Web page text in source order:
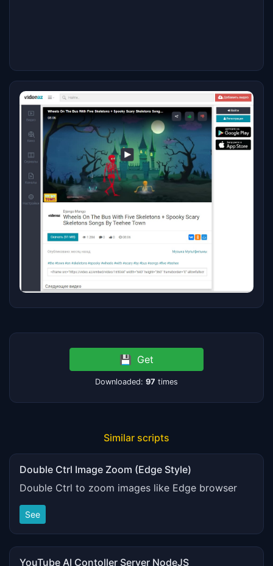
💾 Get
Downloaded: 97 times
Similar scripts
Double Ctrl Image Zoom (Edge Style)
Double Ctrl to zoom images like Edge browser
See
YouTube AI Contoller Server NodeJS